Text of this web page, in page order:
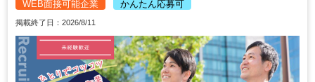
WEB面接可能企業
かんたん応募可
掲載終了日：2026/8/11